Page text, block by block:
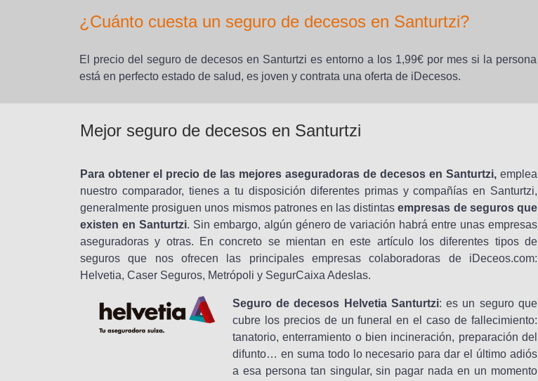
¿Cuánto cuesta un seguro de decesos en Santurtzi?
El precio del seguro de decesos en Santurtzi es entorno a los 1,99€ por mes si la persona
está en perfecto estado de salud, es joven y contrata una oferta de iDecesos.
Mejor seguro de decesos en Santurtzi
Para obtener el precio de las mejores aseguradoras de decesos en Santurtzi, emplea
nuestro comparador, tienes a tu disposición diferentes primas y compañías en Santurtzi,
generalmente prosiguen unos mismos patrones en las distintas empresas de seguros que
existen en Santurtzi. Sin embargo, algún género de variación habrá entre unas empresas
aseguradoras y otras. En concreto se mientan en este artículo los diferentes tipos de
seguros que nos ofrecen las principales empresas colaboradoras de iDeceos.com:
Helvetia, Caser Seguros, Metrópoli y SegurCaixa Adeslas.
Seguro de decesos Helvetia Santurtzi: es un seguro que
cubre los precios de un funeral en el caso de fallecimiento:
tanatorio, enterramiento o bien incineración, preparación del
difunto… en suma todo lo necesario para dar el último adiós
a esa persona tan singular, sin pagar nada en un momento